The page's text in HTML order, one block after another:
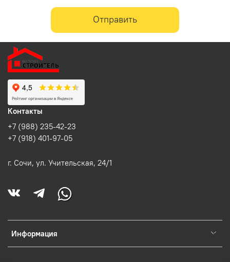
Отправить
Информация
Контакты
+7 (988) 235-42-23
+7 (918) 401-97-05
г. Сочи, ул. Учительская, 24/1